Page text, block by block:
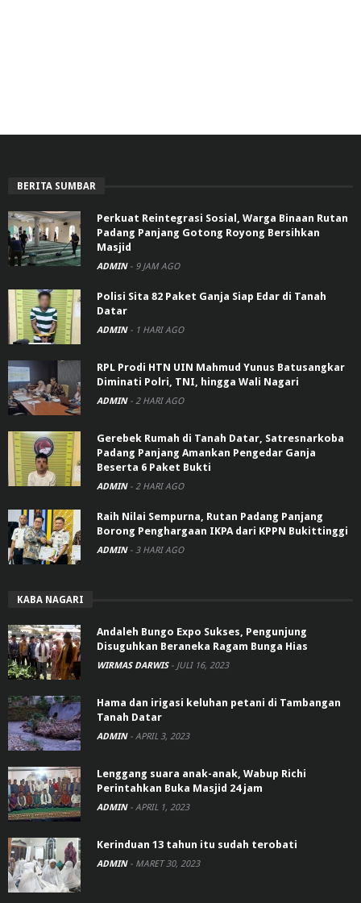
BERITA SUMBAR
Perkuat Reintegrasi Sosial, Warga Binaan Rutan
Padang Panjang Gotong Royong Bersihkan
Masjid
ADMIN - 9 JAM AGO
Polisi Sita 82 Paket Ganja Siap Edar di Tanah
Datar
ADMIN - 1 HARI AGO
RPL Prodi HTN UIN Mahmud Yunus Batusangkar
Diminati Polri, TNI, hingga Wali Nagari
ADMIN - 2 HARI AGO
Gerebek Rumah di Tanah Datar, Satresnarkoba
Padang Panjang Amankan Pengedar Ganja
Beserta 6 Paket Bukti
ADMIN - 2 HARI AGO
Raih Nilai Sempurna, Rutan Padang Panjang
Borong Penghargaan IKPA dari KPPN Bukittinggi
ADMIN - 3 HARI AGO
KABA NAGARI
Andaleh Bungo Expo Sukses, Pengunjung
Disuguhkan Beraneka Ragam Bunga Hias
WIRMAS DARWIS - JULI 16, 2023
Hama dan irigasi keluhan petani di Tambangan
Tanah Datar
ADMIN - APRIL 3, 2023
Lenggang suara anak-anak, Wabup Richi
Perintahkan Buka Masjid 24 jam
ADMIN - APRIL 1, 2023
Kerinduan 13 tahun itu sudah terobati
ADMIN - MARET 30, 2023